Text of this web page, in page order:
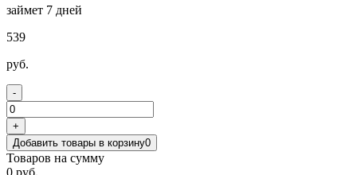
займет 7 дней
539
руб.
-
+
Добавить товары в корзину0
Товаров на сумму
0 руб.